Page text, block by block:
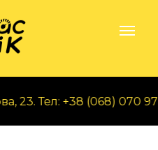
23. Тел: +38 (068) 070 97